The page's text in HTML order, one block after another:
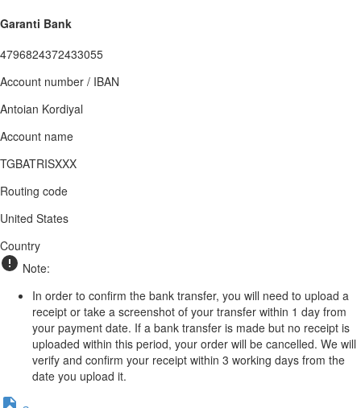
Garanti Bank
4796824372433055
Account number / IBAN
Antoian Kordiyal
Account name
TGBATRISXXX
Routing code
United States
Country
Note:
In order to confirm the bank transfer, you will need to upload a
receipt or take a screenshot of your transfer within 1 day from
your payment date. If a bank transfer is made but no receipt is
uploaded within this period, your order will be cancelled. We will
verify and confirm your receipt within 3 working days from the
date you upload it.